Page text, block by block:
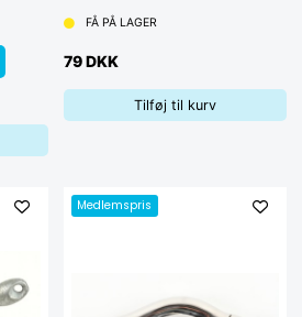
FÅ PÅ LAGER
79 DKK
Tilføj til kurv
Medlemspris